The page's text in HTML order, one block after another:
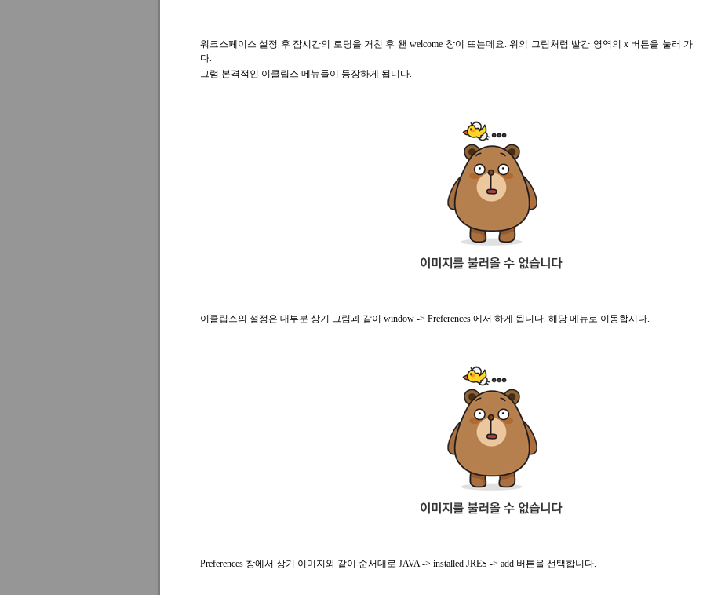
워크스페이스 설정 후 잠시간의 로딩을 거친 후 왠 welcome 창이 뜨는데요. 위의 그림처럼 빨간 영역의 x 버튼을 눌러 가차
다.
그럼 본격적인 이클립스 메뉴들이 등장하게 됩니다.
이클립스의 설정은 대부분 상기 그림과 같이 window -> Preferences 에서 하게 됩니다. 해당 메뉴로 이동합시다.
Preferences 창에서 상기 이미지와 같이 순서대로 JAVA -> installed JRES -> add 버튼을 선택합니다.